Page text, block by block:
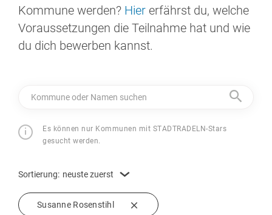
Kommune werden? Hier erfährst du, welche
Voraussetzungen die Teilnahme hat und wie
du dich bewerben kannst.
Kommune oder Namen suchen
Es können nur Kommunen mit STADTRADELN-Stars
gesucht werden.
Susanne Rosenstihl
Sortierung: neuste zuerst